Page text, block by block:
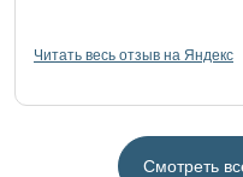
Читать весь отзыв на Яндекс
Смотреть